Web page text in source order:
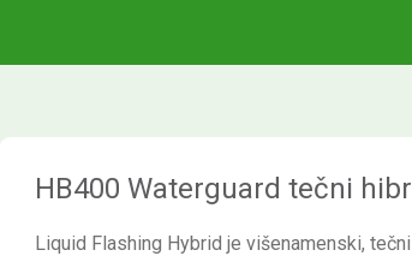
HB400 Waterguard tečni
Liquid Flashing Hybrid je višenamenski,